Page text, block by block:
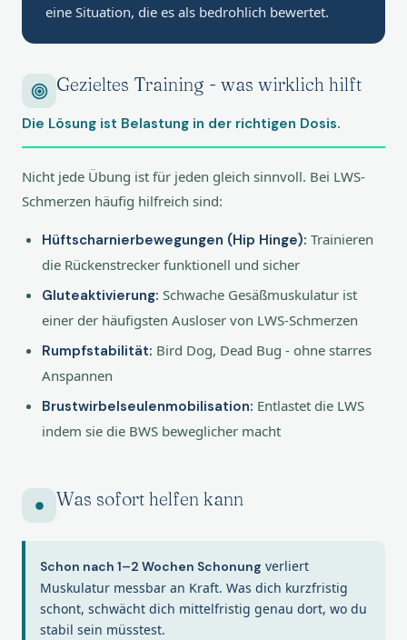
eine Situation, die es als bedrohlich bewertet.
Gezieltes Training - was wirklich hilft
Die Lösung ist Belastung in der richtigen Dosis.
Nicht jede Übung ist für jeden gleich sinnvoll. Bei LWS-
Schmerzen häufig hilfreich sind:
Hüftscharnierbewegungen (Hip Hinge): Trainieren
die Rückenstrecker funktionell und sicher
Gluteaktivierung: Schwache Gesäßmuskulatur ist
einer der häufigsten Ausloser von LWS-Schmerzen
Rumpfstabilität: Bird Dog, Dead Bug - ohne starres
Anspannen
Brustwirbelseulenmobilisation: Entlastet die LWS
indem sie die BWS beweglicher macht
Was sofort helfen kann
Schon nach 1–2 Wochen Schonung verliert
Muskulatur messbar an Kraft. Was dich kurzfristig
schont, schwächt dich mittelfristig genau dort, wo du
stabil sein müsstest.